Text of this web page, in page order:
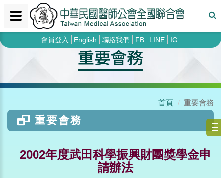
會員登入 English 聯絡我們 FB LINE IG
重要會務
首頁 重要會務
重要會務
2002年度武田科學振興財團獎學金申
請辦法